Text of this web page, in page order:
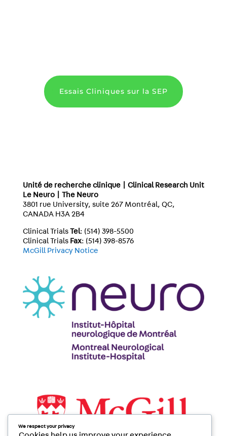
Essais Cliniques sur la SEP
Unité de recherche clinique | Clinical Research Unit
Le Neuro | The Neuro
3801 rue University, suite 267 Montréal, QC,
CANADA H3A 2B4
Clinical Trials Tel: (514) 398-5500
Clinical Trials Fax: (514) 398-8576
McGill Privacy Notice
We respect your privacy